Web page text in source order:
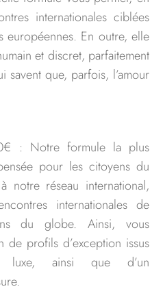
internationales ciblées
européennes. En outre, elle
et discret, parfaitement
savent que, parfois, l’amour
: Notre formule la plus
pour les citoyens du
notre réseau international,
internationales de
du globe. Ainsi, vous
de profils d’exception issus
luxe, ainsi que d’un